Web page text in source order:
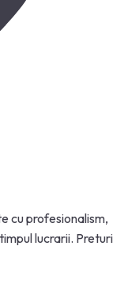
cu profesionalism,
lucrarii. Preturi